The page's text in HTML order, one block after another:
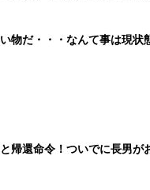
物だ・・・なんて事は現状
帰還命令！ついでに長男が